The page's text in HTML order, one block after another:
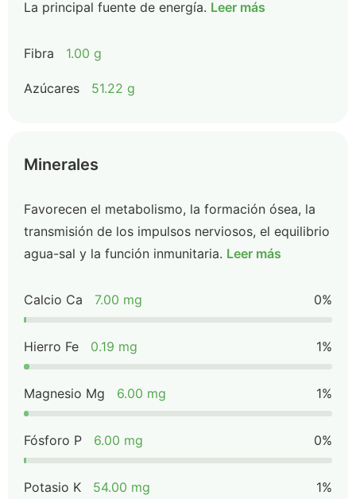
La principal fuente de energía. Leer más
Fibra 1.00 g
Azúcares 51.22 g
Minerales
Favorecen el metabolismo, la formación ósea, la
transmisión de los impulsos nerviosos, el equilibrio
agua-sal y la función inmunitaria. Leer más
Calcio Ca 7.00 mg 0%
Hierro Fe 0.19 mg 1%
Magnesio Mg 6.00 mg 1%
Fósforo P 6.00 mg 0%
Potasio K 54.00 mg 1%